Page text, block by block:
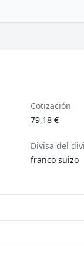
Cotización
79,18 €
Divisa del
franco suizo